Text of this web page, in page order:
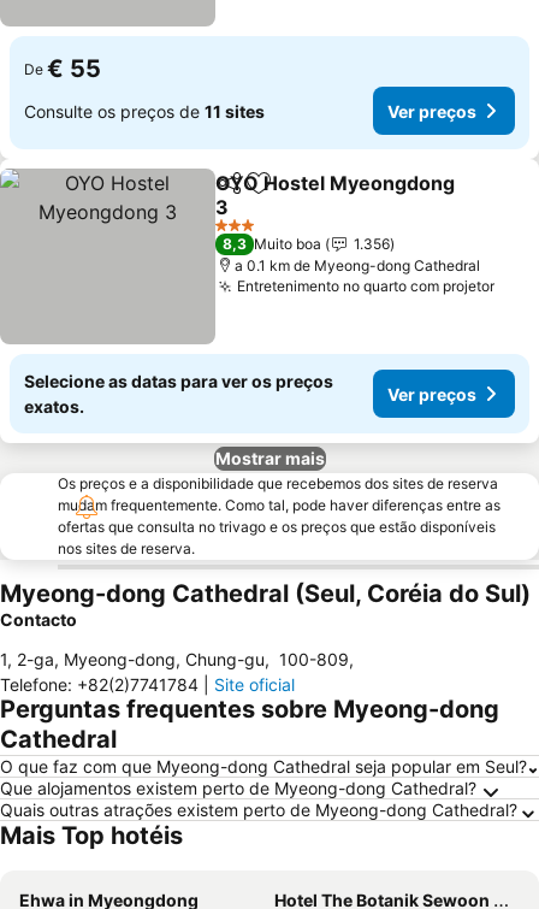
De € 55
Consulte os preços de 11 sites Ver preços
PartilharAdicionar aos favoritos
OYO Hostel Myeongdong
3
3 Estrelas
8,3 Muito boa
1.356
a 0.1 km de Myeong-dong Cathedral
Entretenimento no quarto com projetor
Selecione as datas para ver os preços
exatos.
Ver preços
Mostrar mais
Os preços e a disponibilidade que recebemos dos sites de reserva
mudam frequentemente. Como tal, pode haver diferenças entre as
ofertas que consulta no trivago e os preços que estão disponíveis
nos sites de reserva.
Myeong-dong Cathedral (Seul, Coréia do Sul)
Contacto
1, 2-ga, Myeong-dong, Chung-gu, 100-809,
Telefone: +82(2)7741784 Site oficial
Perguntas frequentes sobre Myeong-dong
Cathedral
O que faz com que Myeong-dong Cathedral seja popular em Seul?
Que alojamentos existem perto de Myeong-dong Cathedral?
Quais outras atrações existem perto de Myeong-dong Cathedral?
Mais Top hotéis
Ehwa in Myeongdong
Hotel The Botanik Sewoon Myeongdong